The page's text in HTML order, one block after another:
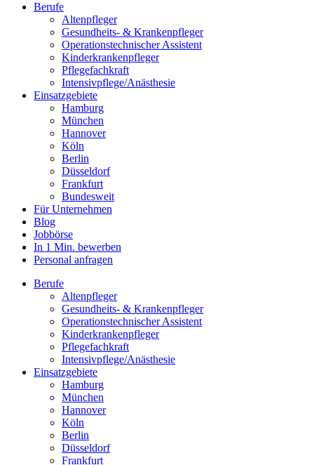
Berufe
Altenpfleger
Gesundheits- & Krankenpfleger
Operationstechnischer Assistent
Kinderkrankenpfleger
Pflegefachkraft
Intensivpflege/Anästhesie
Einsatzgebiete
Hamburg
München
Hannover
Köln
Berlin
Düsseldorf
Frankfurt
Bundesweit
Für Unternehmen
Blog
Jobbörse
In 1 Min. bewerben
Personal anfragen
Berufe
Altenpfleger
Gesundheits- & Krankenpfleger
Operationstechnischer Assistent
Kinderkrankenpfleger
Pflegefachkraft
Intensivpflege/Anästhesie
Einsatzgebiete
Hamburg
München
Hannover
Köln
Berlin
Düsseldorf
Frankfurt